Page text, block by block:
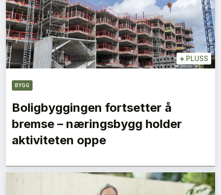
+ PLUSS
BYGG
Boligbyggingen fortsetter å
bremse – næringsbygg holder
aktiviteten oppe